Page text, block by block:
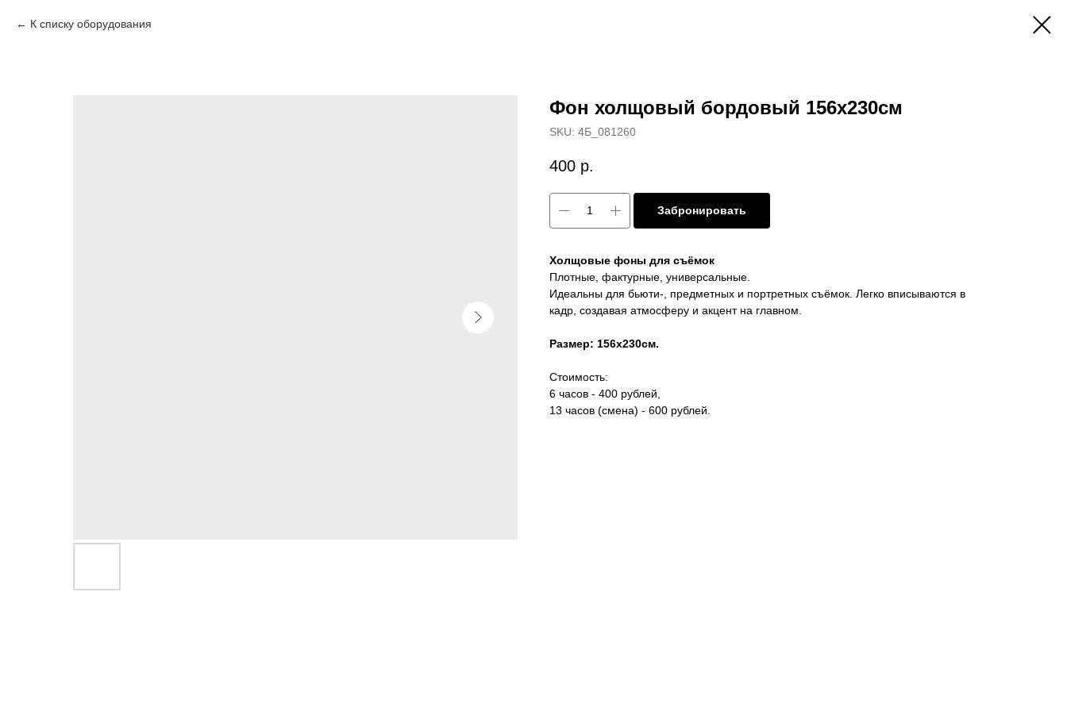
К списку оборудования
Фон холщовый бордовый 156x230см
SKU: 4Б_081260
400 р.
Забронировать
Холщовые фоны для съёмок
Плотные, фактурные, универсальные.
Идеальны для бьюти-, предметных и портретных съёмок. Легко вписываются в
кадр, создавая атмосферу и акцент на главном.
Размер: 156x230см.
Стоимость:
6 часов - 400 рублей,
13 часов (смена) - 600 рублей.